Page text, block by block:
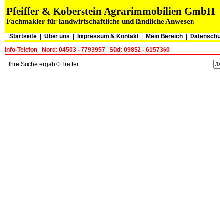
Pfeiffer & Koberstein Agrarimmobilien GmbH
Fachmakler für landwirtschaftliche und ländliche Anwesen
Startseite Über uns Impressum & Kontakt Mein Bereich
Info-Telefon
Nord: 04503 - 7793957 Süd: 09852 - 6157360
Ihre Suche ergab 0 Treffer